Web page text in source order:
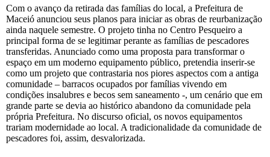
Com o avanço da retirada das famílias do local, a Prefeitura de
Maceió anunciou seus planos para iniciar as obras de reurbanização
ainda naquele semestre. O projeto tinha no Centro Pesqueiro a
principal forma de se legitimar perante as famílias de pescadores
transferidas. Anunciado como uma proposta para transformar o
espaço em um moderno equipamento público, pretendia inserir-se
como um projeto que contrastaria nos piores aspectos com a antiga
comunidade – barracos ocupados por famílias vivendo em
condições insalubres e becos sem saneamento -, um cenário que em
grande parte se devia ao histórico abandono da comunidade pela
própria Prefeitura. No discurso oficial, os novos equipamentos
trariam modernidade ao local. A tradicionalidade da comunidade de
pescadores foi, assim, desvalorizada.